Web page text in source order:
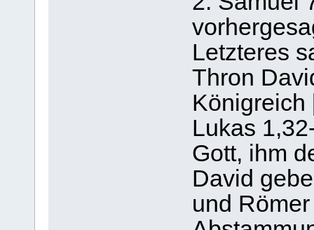
Letzteres
Thron
Königreich
Lukas
Gott, ihm
David
und